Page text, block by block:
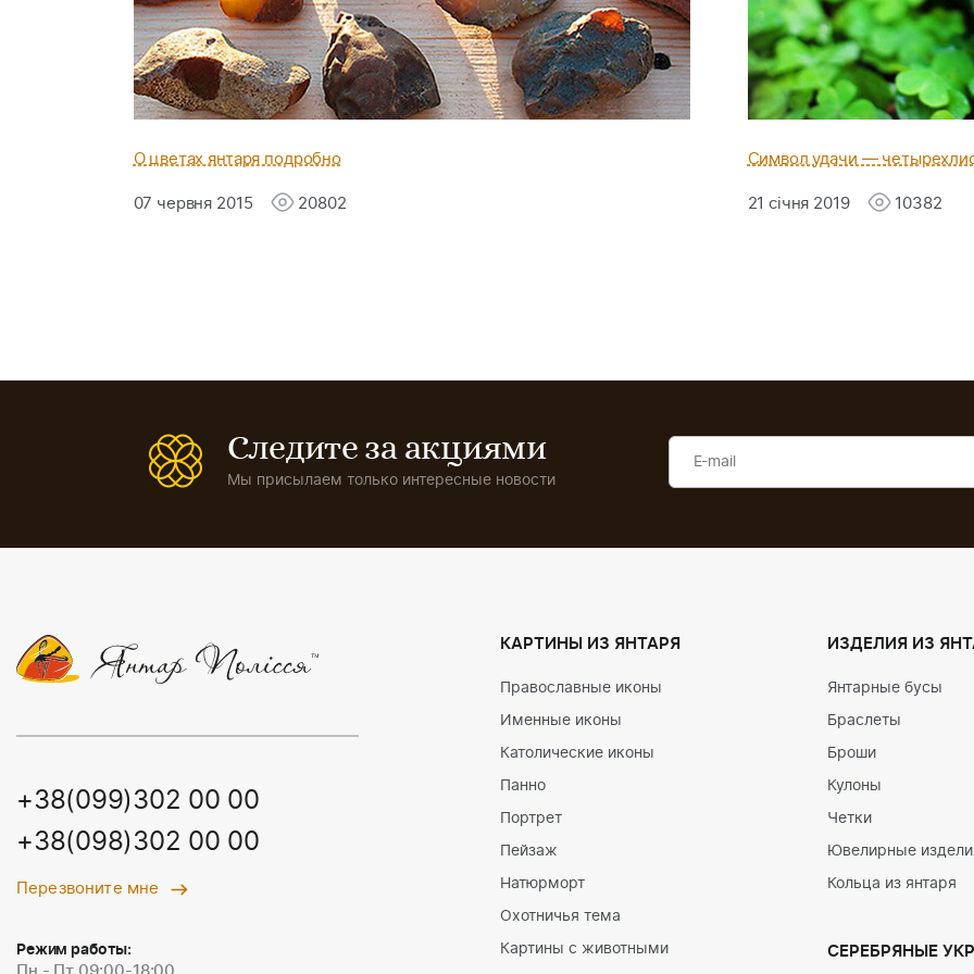
О цветах янтаря подробно
07 червня 2015 20802
Символ удачи —
21 січня 2019 10382
Следите за акциями
Мы присылаем только интересные новости
+38(099)302 00 00
+38(098)302 00 00
Перезвоните мне
Режим работы:
КАРТИНЫ ИЗ ЯНТАРЯ
Православные иконы
Именные иконы
Католические иконы
Панно
Портрет
Пейзаж
Натюрморт
Охотничья тема
Картины с животными
ИЗДЕЛИЯ ИЗ
Янтарные бусы
Браслеты
Броши
Кулоны
Четки
Ювелирные
Кольца из янтаря
СЕРЕБРЯНЫЕ